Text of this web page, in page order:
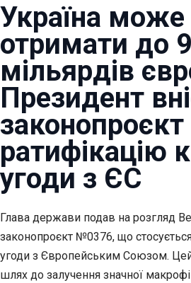
Україна може
отримати до
мільярдів
Президент
ратифікацію
угоди з ЄС
Глава держави подав на розгляд
законопроєкт №0376, що
угоди з Європейським Союзом.
шлях до залучення значної